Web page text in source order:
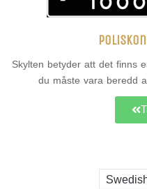
Skylten betyder att det finns
du måste vara beredd